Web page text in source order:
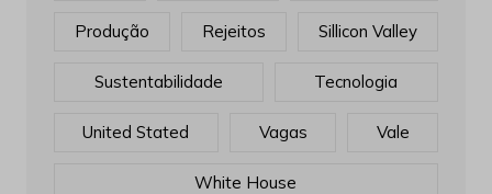
Produção Rejeitos Sillicon Valley
Sustentabilidade Tecnologia
United Stated Vagas Vale
White House